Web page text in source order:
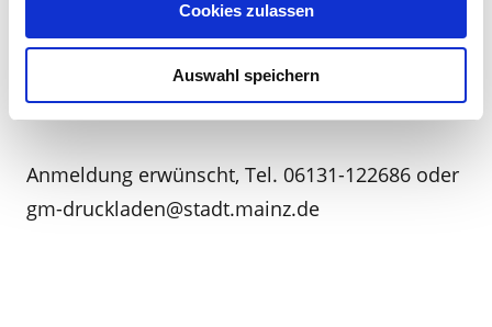
Cookies zulassen
Auswahl speichern
Werkstattbeitrag 5 € Erwachsene/4 €
Studierende /3 € Schüler/-innen (ein Plakat
bzw. Bogen oder drei Karten im
Werkstattbeitrag inklusive)
Anmeldung erwünscht, Tel. 06131-122686 oder
gm-druckladen@stadt.mainz.de